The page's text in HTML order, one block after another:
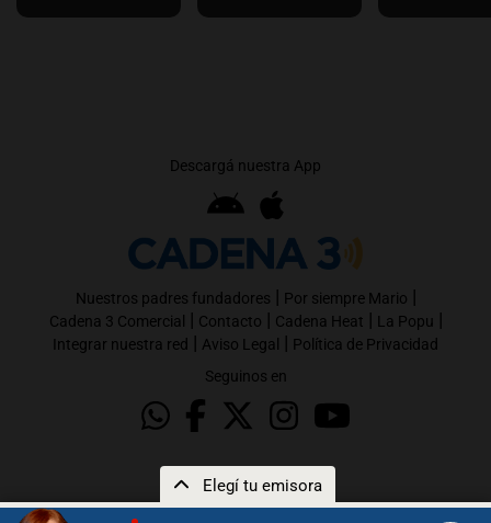
Elegí tu emisora
Descargá nuestra App
Nuestros padres fundadores | Por siempre Mario |
Cadena 3 Comercial | Contacto | Cadena Heat | La Popu |
Integrar nuestra red | Aviso Legal | Política de Privacidad
Seguinos en